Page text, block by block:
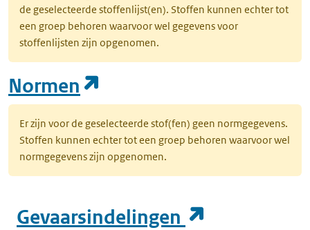
de geselecteerde stoffenlijst(en). Stoffen kunnen echter tot
een groep behoren waarvoor wel gegevens voor
stoffenlijsten zijn opgenomen.
Normen
Er zijn voor de geselecteerde stof(fen) geen normgegevens.
Stoffen kunnen echter tot een groep behoren waarvoor wel
normgegevens zijn opgenomen.
Gevaarsindelingen